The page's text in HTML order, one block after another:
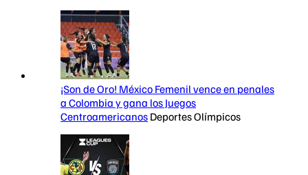
¡Son de Oro! México Femenil vence en penales
a Colombia y gana los Juegos
Centroamericanos Deportes Olímpicos